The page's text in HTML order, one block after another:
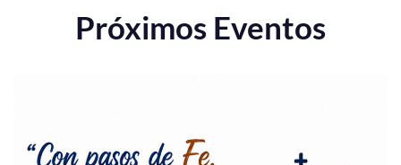
Próximos Eventos